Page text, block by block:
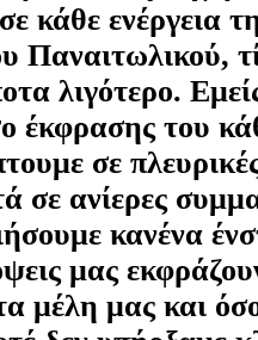
κάθε ενέργεια
Παναιτωλικού,
λιγότερο.
έκφρασης του
σε πλευρικές
σε ανίερες
κανένα
μας
μας και